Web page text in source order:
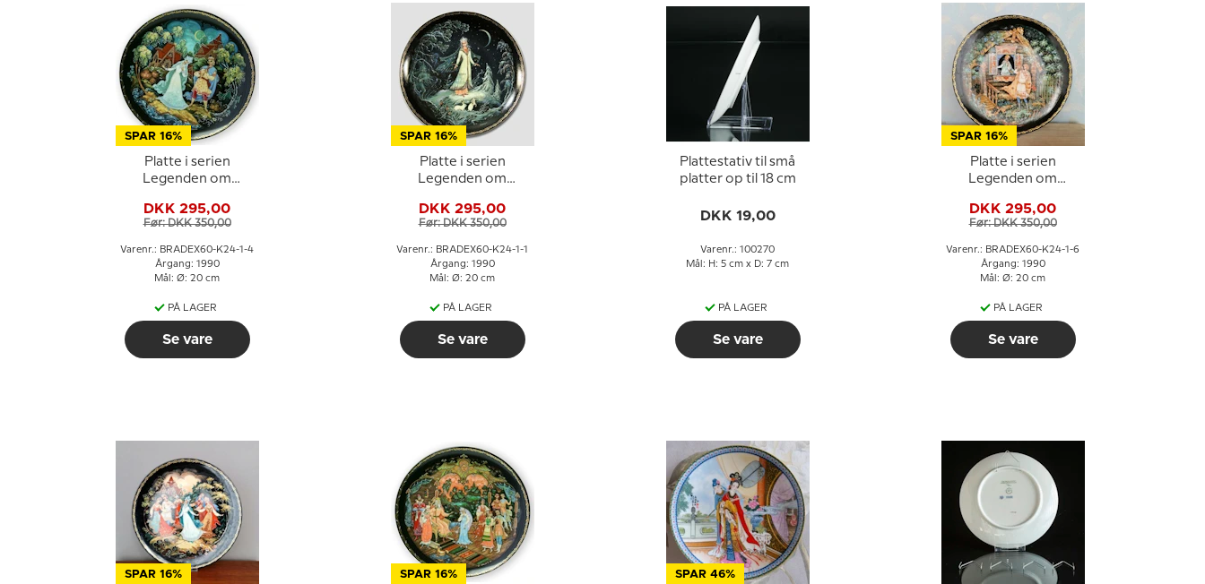
SPAR 16%
Platte i serien
Legenden om
DKK 295,00
Før: DKK 350,00
Varenr.: BRADEX60-K24-1-4
Årgang: 1990
Mål: Ø: 20 cm
PÅ LAGER
Se vare
SPAR 16%
Platte i serien
Legenden om
DKK 295,00
Før: DKK 350,00
Varenr.: BRADEX60-K24-1-1
Årgang: 1990
Mål: Ø: 20 cm
PÅ LAGER
Se vare
Plattestativ til små
platter op til 18 cm
DKK 19,00
Varenr.: 100270
Mål: H: 5 cm x D: 7 cm
PÅ LAGER
Se vare
SPAR 16%
Platte i serien
Legenden om
DKK 295,00
Før: DKK 350,00
Varenr.: BRADEX60-K24-1-6
Årgang: 1990
Mål: Ø: 20 cm
PÅ LAGER
Se vare
SPAR 16% SPAR 16% SPAR 46%